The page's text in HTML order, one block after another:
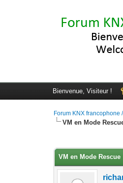
Bienvenue, Visiteur !
Forum KNX francophone
VM en Mode
VM en Mode Rescue